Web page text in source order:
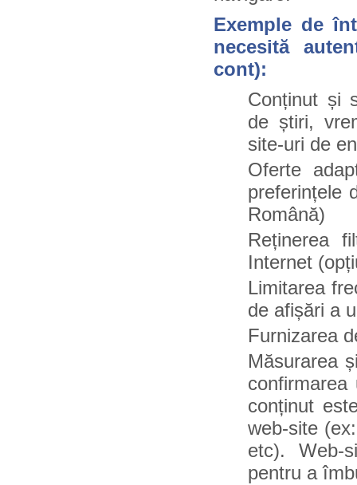
Exemple de
necesită
cont):
Conținut și
de știri,
site-uri de
Oferte
preferințele
Română)
Reținerea
Internet
Limitarea
de afișări a
Furnizarea
Măsurarea
conținut
web-site
etc). Web-
pentru a